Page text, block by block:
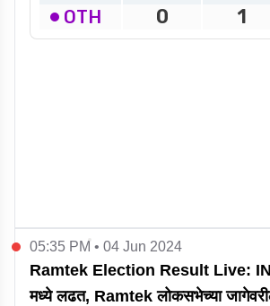
05:35 PM • 04 Jun 2024
Ramtek Election Result Live:
मध्ये लढत, Ramtek लोकसभेच्या